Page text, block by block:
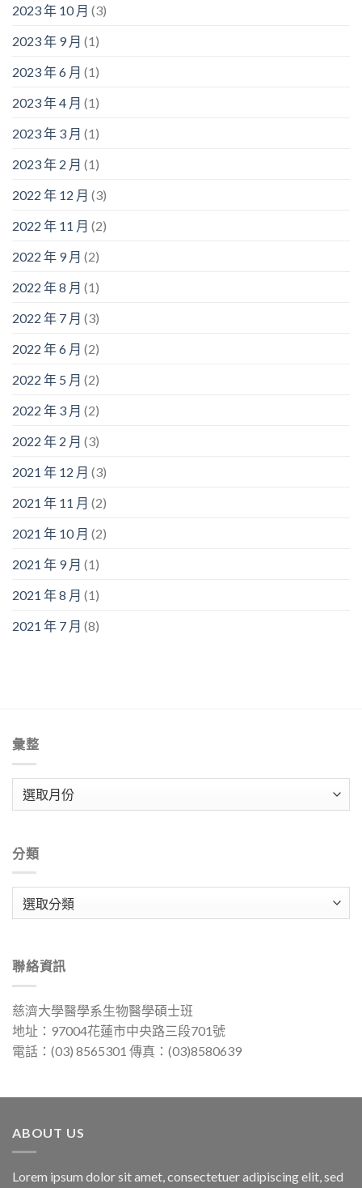
2023 年 10 月 (3)
2023 年 9 月 (1)
2023 年 6 月 (1)
2023 年 4 月 (1)
2023 年 3 月 (1)
2023 年 2 月 (1)
2022 年 12 月 (3)
2022 年 11 月 (2)
2022 年 9 月 (2)
2022 年 8 月 (1)
2022 年 7 月 (3)
2022 年 6 月 (2)
2022 年 5 月 (2)
2022 年 3 月 (2)
2022 年 2 月 (3)
2021 年 12 月 (3)
2021 年 11 月 (2)
2021 年 10 月 (2)
2021 年 9 月 (1)
2021 年 8 月 (1)
2021 年 7 月 (8)
彙整
分類
聯絡資訊
慈濟大學醫學系生物醫學碩士班
地址：97004花蓮市中央路三段701號
電話：(03) 8565301 傳真：(03)8580639
ABOUT US
Lorem ipsum dolor sit amet, consectetuer adipiscing elit, sed